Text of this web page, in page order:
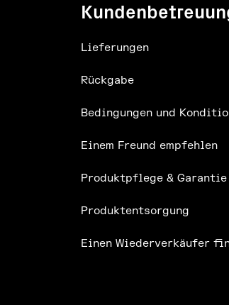
Lieferungen
Rückgabe
Bedingungen und
Einem Freund empfehlen
Produktpflege & Garantie
Produktentsorgung
Einen Wiederverkäufer